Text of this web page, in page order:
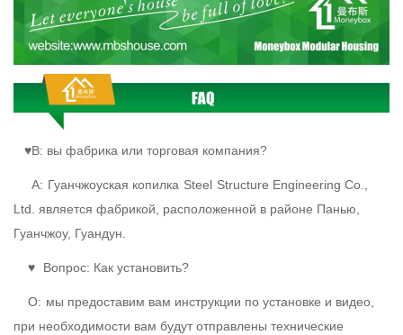
♥В: вы фабрика или торговая компания?
A: Гуанчжоуская копилка Steel Structure Engineering Co.,
Ltd. является фабрикой, расположенной в районе Панью,
Гуанчжоу, Гуандун.
♥ Вопрос: Как установить?
О: мы предоставим вам инструкции по установке и видео,
при необходимости вам будут отправлены технические